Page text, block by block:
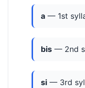
a — 1st
bis — 2nd
si — 3rd